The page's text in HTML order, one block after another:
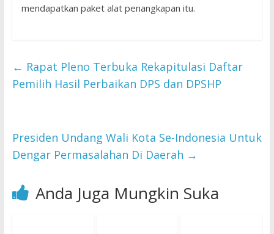
mendapatkan paket alat penangkapan itu.
← Rapat Pleno Terbuka Rekapitulasi Daftar
Pemilih Hasil Perbaikan DPS dan DPSHP
Presiden Undang Wali Kota Se-Indonesia Untuk
Dengar Permasalahan Di Daerah →
Anda Juga Mungkin Suka